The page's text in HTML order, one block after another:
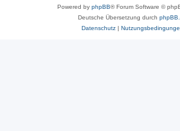
Powered by phpBB® Forum Software ©
Deutsche Übersetzung durch
Datenschutz|